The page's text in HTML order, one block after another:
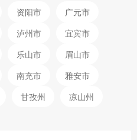
资阳市
广元市
泸州市
宜宾市
乐山市
眉山市
南充市
雅安市
甘孜州 凉山州